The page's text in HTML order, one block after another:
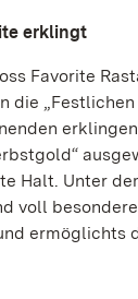
erklingt
Favorite
die
Halt. Unter
voll
ermöglichts